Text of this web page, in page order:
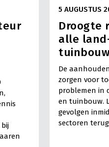
5 AUGUSTUS
Droogte
alle
De
zorgen voor
problemen in
en tuinbouw.
gevolgen
sectoren